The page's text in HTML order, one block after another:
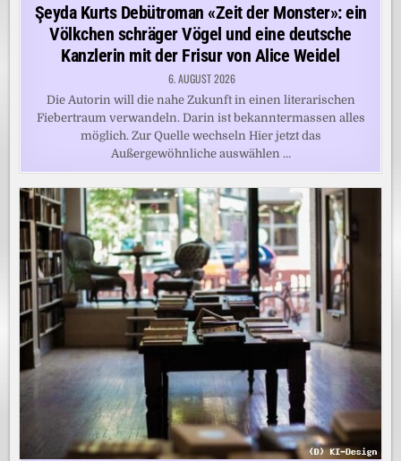
Şeyda Kurts Debütroman «Zeit der Monster»: ein
Völkchen schräger Vögel und eine deutsche
Kanzlerin mit der Frisur von Alice Weidel
6. AUGUST 2026
Die Autorin will die nahe Zukunft in einen literarischen
Fiebertraum verwandeln. Darin ist bekanntermassen alles
möglich. Zur Quelle wechseln Hier jetzt das
Außergewöhnliche auswählen …